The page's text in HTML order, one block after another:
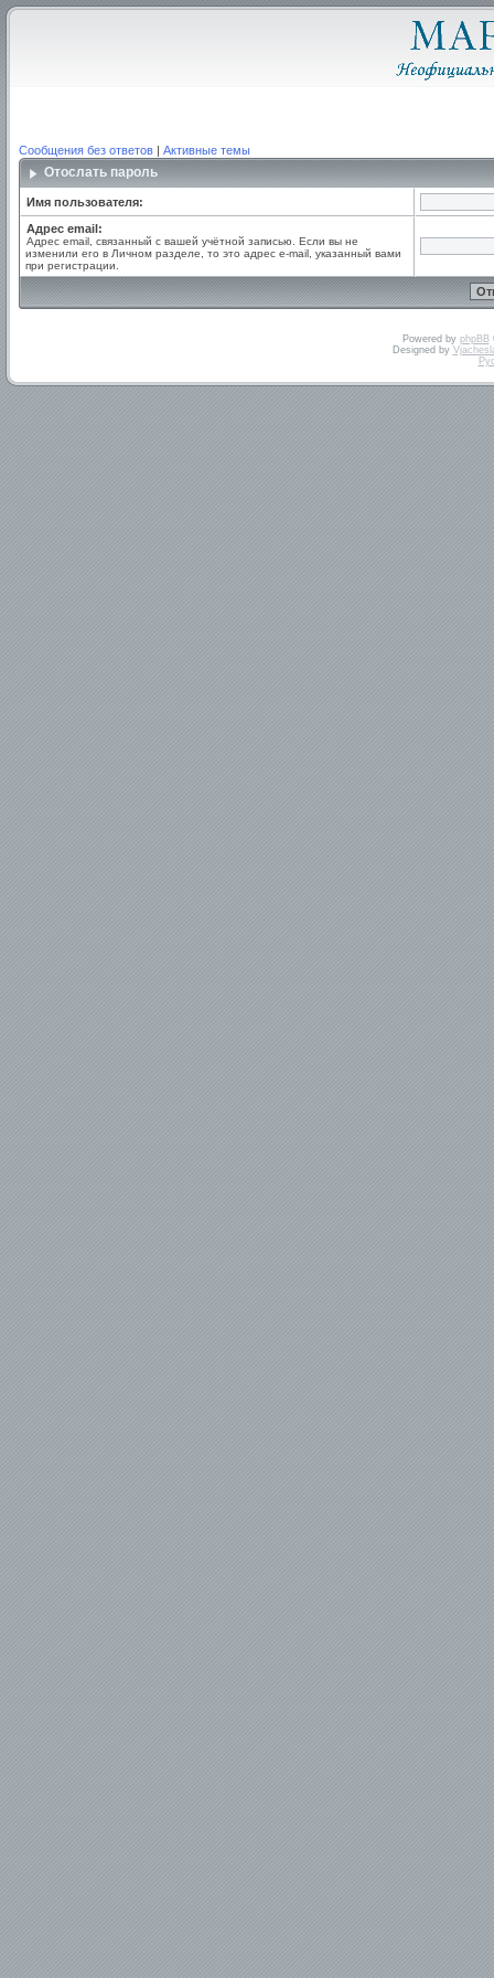
Сообщения без ответов | Активные темы
Отослать пароль
Имя пользователя:
Адрес email:
Адрес email, связанный с вашей учётной записью. Если вы не
изменили его в Личном разделе, то это адрес e-mail, указанный вами
при регистрации.
Powered by phpBB
Designed by